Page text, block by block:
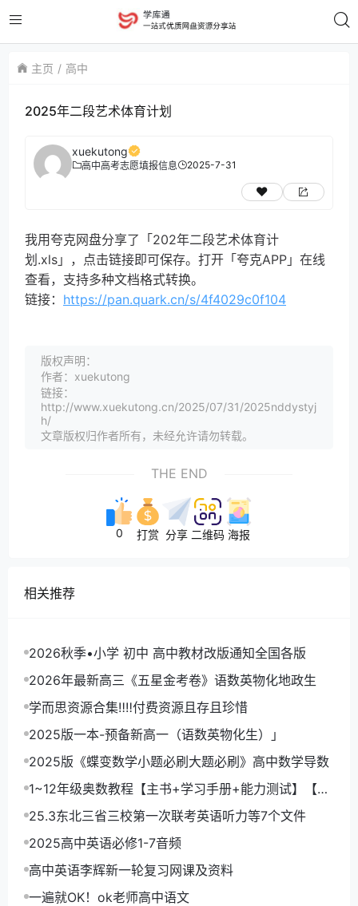
主页 高中
2025年二段艺术体育计划
xuekutong
高中高考志愿填报信息 2025-7-31
我用夸克网盘分享了「202年二段艺术体育计
划.xls」，点击链接即可保存。打开「夸克APP」在线
查看，支持多种文档格式转换。
链接： https://pan.quark.cn/s/4f4029c0f104
版权声明：
作者：xuekutong
链接：
http://www.xuekutong.cn/2025/07/31/2025nddystyj
h/
文章版权归作者所有，未经允许请勿转载。
THE END
0 打赏 分享 二维码 海报
相关推荐
2026秋季•小学 初中 高中教材改版通知全国各版
2026年最新高三《五星金考卷》语数英物化地政生
学而思资源合集‼‼付费资源且存且珍惜
2025版一本-预备新高一（语数英物化生）」
2025版《蝶变数学小题必刷大题必刷》高中数学导数
1~12年级奥数教程【主书+学习手册+能力测试】【小
初~PDF】
25.3东北三省三校第一次联考英语听力等7个文件
2025高中英语必修1-7音频
高中英语李辉新一轮复习网课及资料
一遍就OK！ok老师高中语文